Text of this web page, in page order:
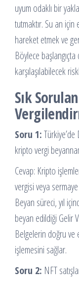
uyum odaklı bir
tutmaktır. Su an
hareket etmek ve
Böylece
karşılaşılabilecek
Sık
Soru 1:
kripto vergi
Cevap: Kripto
vergisi veya
Beyan süreci, yıl
beyan edildiği Gelir
Belgelerin doğru ve
işlemesini sağlar.
Soru 2: NFT